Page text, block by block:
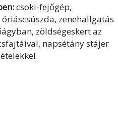
csoki-fejőgép,
zenehallgatás
zöldségeskert az
napsétány stájer